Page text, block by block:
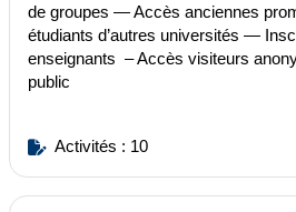
de groupes —Accès anciennes
étudiants d’autres universités —
enseignants – Accès visiteurs
public
Activités : 10